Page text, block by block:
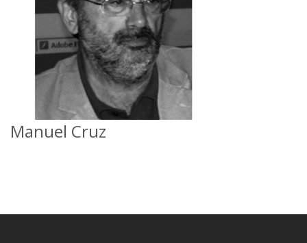
Manuel Cruz